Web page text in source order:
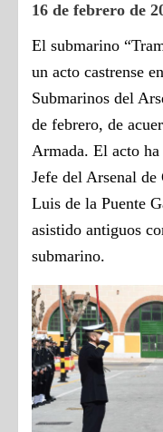
16 de febrero de
El submarino
un acto castrense
Submarinos del
de febrero, de
Armada. El acto
Jefe del Arsenal
Luis de la Puente
asistido antiguos
submarino.